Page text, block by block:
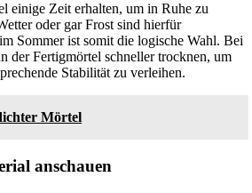
einige Zeit erhalten, um in Ruhe zu
oder gar Frost sind hierfür
Sommer ist somit die logische Wahl. Bei
der Fertigmörtel schneller trocknen, um
Stabilität zu verleihen.
Mörtel
anschauen